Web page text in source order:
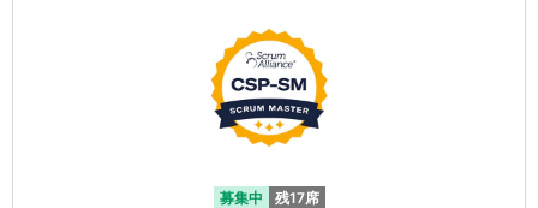
募集中 残17席